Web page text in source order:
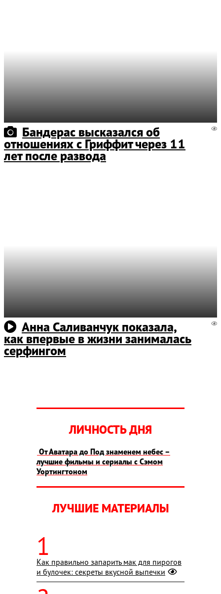
Бандерас высказался об
отношениях с Гриффит через 11
лет после развода
Анна Саливанчук показала,
как впервые в жизни занималась
серфингом
ЛИЧНОСТЬ ДНЯ
От Аватара до Под знаменем небес –
лучшие фильмы и сериалы с Сэмом
Уортингтоном
ЛУЧШИЕ МАТЕРИАЛЫ
Как правильно запарить мак для пирогов
и булочек: секреты вкусной выпечки